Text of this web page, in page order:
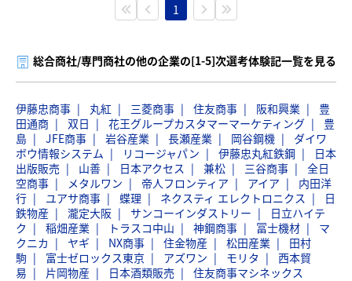
1
総合商社/専門商社の他の企業の[1-5]次選考体験記一覧を見る
伊藤忠商事 丸紅 三菱商事 住友商事 阪和興業
豊
田通商
双日 花王グループカスタマーマーケティング
豊
島
JFE商事 岩谷産業 長瀬産業 岡谷鋼機
ダイワ
ボウ情報システム
リコージャパン 伊藤忠丸紅鉄鋼
日本
出版販売
山善 日本アクセス 兼松 三谷商事
全日
空商事
メタルワン 帝人フロンティア アイア
内田洋
行
ユアサ商事 蝶理 ネクスティ エレクトロニクス
日
鉄物産
瀧定大阪 サンコーインダストリー
日立ハイテ
ク
稲畑産業 トラスコ中山 神鋼商事 冨士機材
マ
クニカ
ヤギ NX商事 住金物産 松田産業
田村
駒
富士ゼロックス東京 アズワン モリタ
西本貿
易
片岡物産 日本酒類販売 住友商事マシネックス